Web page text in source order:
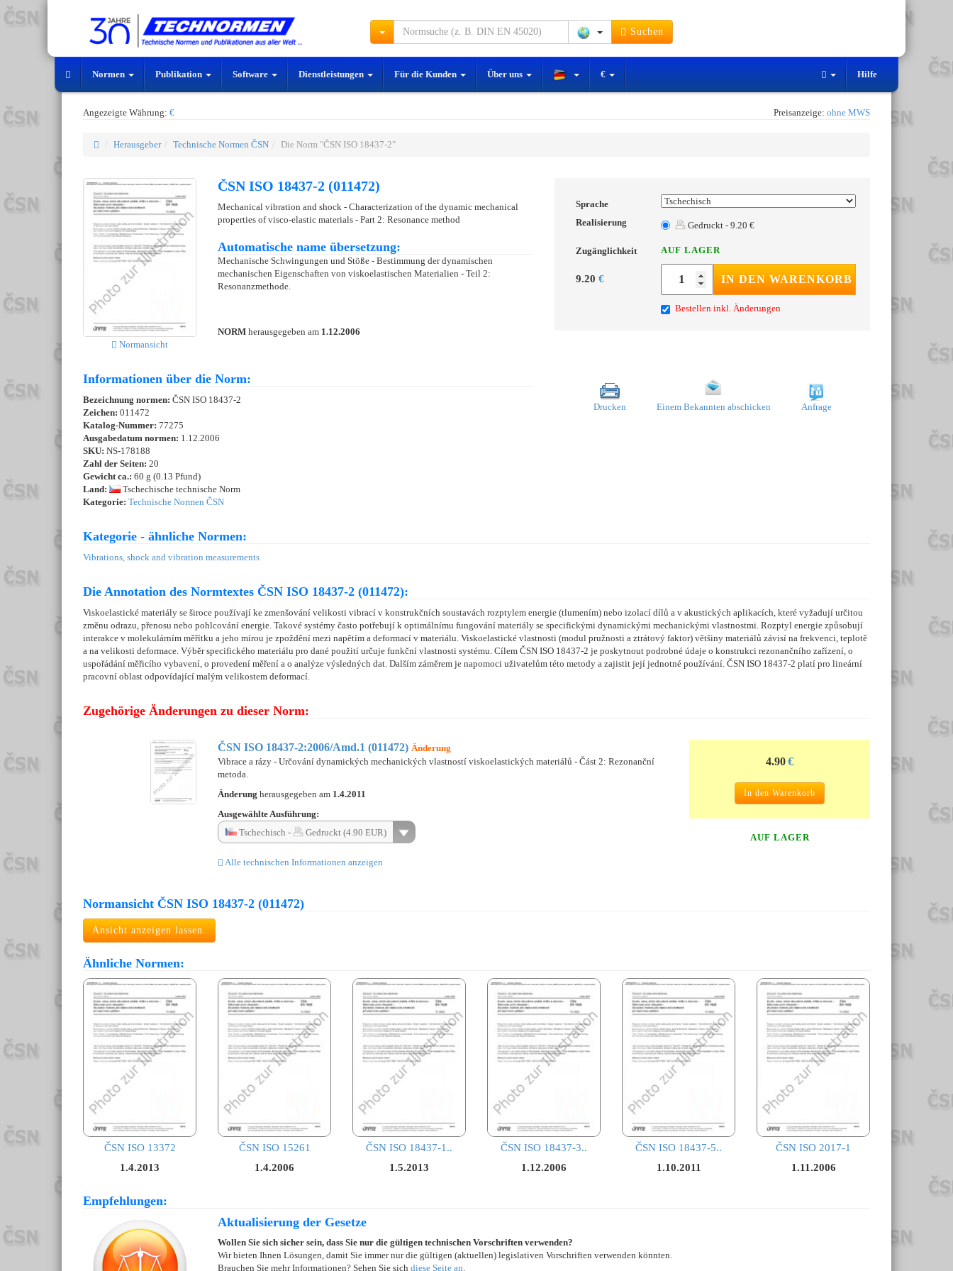
Suchen
Normen Publikation Software Dienstleistungen Für die Kunden Über uns € Hilfe
Angezeigte Währung: € Preisanzeige: ohne MWS
Herausgeber Technische Normen ČSN Die Norm "ČSN ISO 18437-2"
Normansicht
ČSN ISO 18437-2 (011472)
Mechanical vibration and shock - Characterization of the dynamic mechanical
properties of visco-elastic materials - Part 2: Resonance method
Automatische name übersetzung:
Mechanische Schwingungen und Stöße - Bestimmung der dynamischen
mechanischen Eigenschaften von viskoelastischen Materialien - Teil 2:
Resonanzmethode.
NORM herausgegeben am 1.12.2006
Sprache
Realisierung
Gedruckt - 9.20 €
Zugänglichkeit AUF LAGER
9.20 € IN DEN WARENKORB
Bestellen inkl. Änderungen
Informationen über die Norm:
Bezeichnung normen: ČSN ISO 18437-2
Zeichen: 011472
Katalog-Nummer: 77275
Ausgabedatum normen: 1.12.2006
SKU: NS-178188
Zahl der Seiten: 20
Gewicht ca.: 60 g (0.13 Pfund)
Land:
Tschechische technische Norm
Kategorie: Technische Normen ČSN
Drucken Einem Bekannten abschicken Anfrage
Kategorie - ähnliche Normen:
Vibrations, shock and vibration measurements
Die Annotation des Normtextes ČSN ISO 18437-2 (011472):
Viskoelastické materiály se široce používají ke zmenšování velikosti vibrací v konstrukčních soustavách rozptylem energie (tlumením) nebo izolací dílů a v akustických aplikacích, které vyžadují určitou
změnu odrazu, přenosu nebo pohlcování energie. Takové systémy často potřebují k optimálnímu fungování materiály se specifickými dynamickými mechanickými vlastnostmi. Rozptyl energie způsobují
interakce v molekulárním měřítku a jeho mírou je zpoždění mezi napětím a deformací v materiálu. Viskoelastické vlastnosti (modul pružnosti a ztrátový faktor) většiny materiálů závisí na frekvenci, teplotě
a na velikosti deformace. Výběr specifického materiálu pro dané použití určuje funkční vlastnosti systému. Cílem ČSN ISO 18437-2 je poskytnout podrobné údaje o konstrukci rezonančního zařízení, o
uspořádání měřicího vybavení, o provedení měření a o analýze výsledných dat. Dalším záměrem je napomoci uživatelům této metody a zajistit její jednotné používání. ČSN ISO 18437-2 platí pro lineární
pracovní oblast odpovídající malým velikostem deformací.
Zugehörige Änderungen zu dieser Norm:
ČSN ISO 18437-2:2006/Amd.1 (011472) Änderung
Vibrace a rázy - Určování dynamických mechanických vlastností viskoelastických materiálů - Část 2: Rezonanční
metoda.
Änderung herausgegeben am 1.4.2011
Ausgewählte Ausführung:
Tschechisch -
Gedruckt (4.90 EUR)
Alle technischen Informationen anzeigen
4.90€
In den Warenkorb
AUF LAGER
Normansicht ČSN ISO 18437-2 (011472)
Ansicht anzeigen lassen.
Ähnliche Normen:
ČSN ISO 13372
1.4.2013
ČSN ISO 15261
1.4.2006
ČSN ISO 18437-1..
1.5.2013
ČSN ISO 18437-3..
1.12.2006
ČSN ISO 18437-5..
1.10.2011
ČSN ISO 2017-1
1.11.2006
Empfehlungen:
Aktualisierung der Gesetze
Wollen Sie sich sicher sein, dass Sie nur die gültigen technischen Vorschriften verwenden?
Wir bieten Ihnen Lösungen, damit Sie immer nur die gültigen (aktuellen) legislativen Vorschriften verwenden könnten.
Brauchen Sie mehr Informationen? Sehen Sie sich diese Seite an.